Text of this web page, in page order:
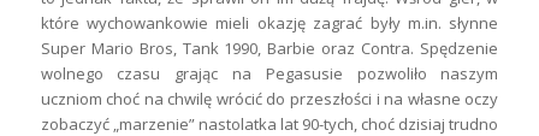
które wychowankowie mieli okazję zagrać były m.in. słynne
Super Mario Bros, Tank 1990, Barbie oraz Contra. Spędzenie
wolnego czasu grając na Pegasusie pozwoliło naszym
uczniom choć na chwilę wrócić do przeszłości i na własne oczy
zobaczyć „marzenie” nastolatka lat 90-tych, choć dzisiaj trudno